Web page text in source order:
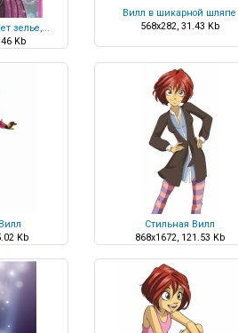
зелье,...
Kb
Вилл в шикарной шляпе
568x282, 31.43 Kb
Kb
Стильная Вилл
868x1672, 121.53 Kb